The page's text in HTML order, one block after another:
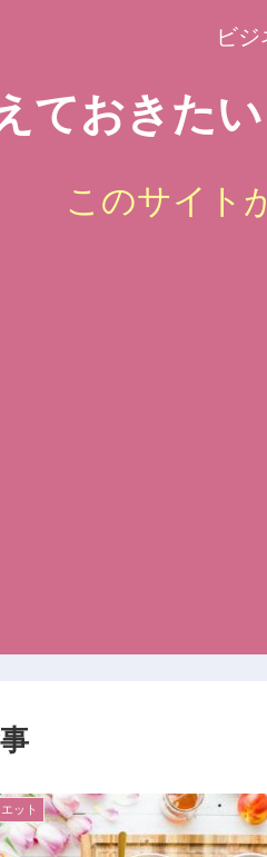
ビ
ておきた
このサイト
ット